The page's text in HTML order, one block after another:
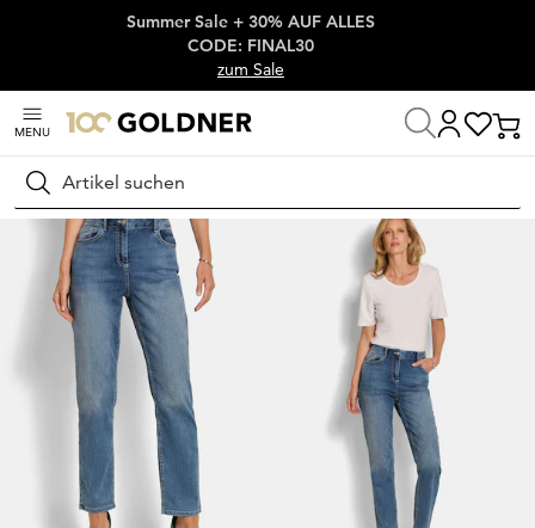
Überspringe Navigation, direkt zum Content
Summer Sale + 30% AUF ALLES
CODE: FINAL30
zum Sale
MENU
Suchen
Startseite Damenmode